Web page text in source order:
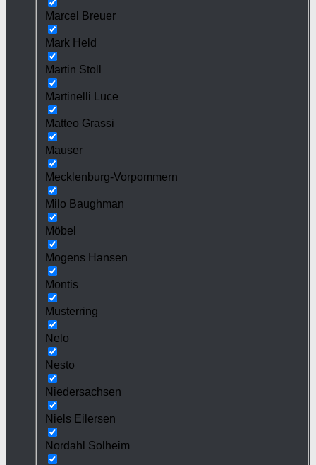
Marcel Breuer
Mark Held
Martin Stoll
Martinelli Luce
Matteo Grassi
Mauser
Mecklenburg-Vorpommern
Milo Baughman
Möbel
Mogens Hansen
Montis
Musterring
Nelo
Nesto
Niedersachsen
Niels Eilersen
Nordahl Solheim